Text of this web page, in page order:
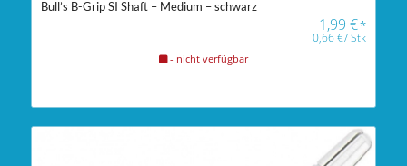
Bull’s B-Grip SI Shaft – Medium – schwarz
1,99€*
0,66€/Stk
- nicht verfügbar